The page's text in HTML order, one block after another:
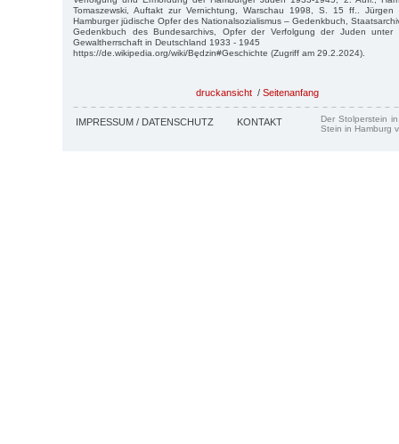
Tomaszewski, Auftakt zur Vernichtung, Warschau 1998, S. 15 ff.. Jürgen
Hamburger jüdische Opfer des Nationalsozialismus – Gedenkbuch,
Gedenkbuch des Bundesarchivs, Opfer der Verfolgung der Juden unter
Gewaltherrschaft in Deutschland 1933 - 1945
https://de.wikipedia.org/wiki/Będzin#Geschichte (Zugriff am 29.2.2024).
druckansicht / Seitenanfang
IMPRESSUM / DATENSCHUTZ KONTAKT
Der Stolperstein
Stein in Hamburg